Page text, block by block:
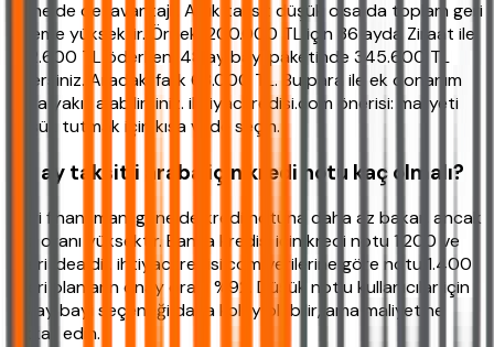
Genelde dezavantajlı. Aylık taksit düşük olsa da toplam geri
ödeme yüksektir. Örnek: 200.000 TL için 36 ayda Ziraat ile
282.600 TL öderken, 48 ay bayi paketinde 345.600 TL
ödersiniz. Aradaki fark 63.000 TL. Bu para ile ek donanım
veya yakıt alabilirsiniz. ihtiyackredisi.com önerisi: maliyeti
düşük tutmak için kısa vade seçin.
48 ay taksitli araba için kredi notu kaç olmalı?
Bayi finansmanı genelde kredi notuna daha az bakar, ancak
faiz oranı yüksektir. Banka kredisi için kredi notu 1.200 ve
üzeri idealdir. ihtiyackredisi.com verilerine göre notu 1.400
üzeri olanların onay oranı %92. Düşük notlu kullanıcılar için
48 ay bayi seçeneği daha kolay olabilir, ama maliyetine
dikkat edin.